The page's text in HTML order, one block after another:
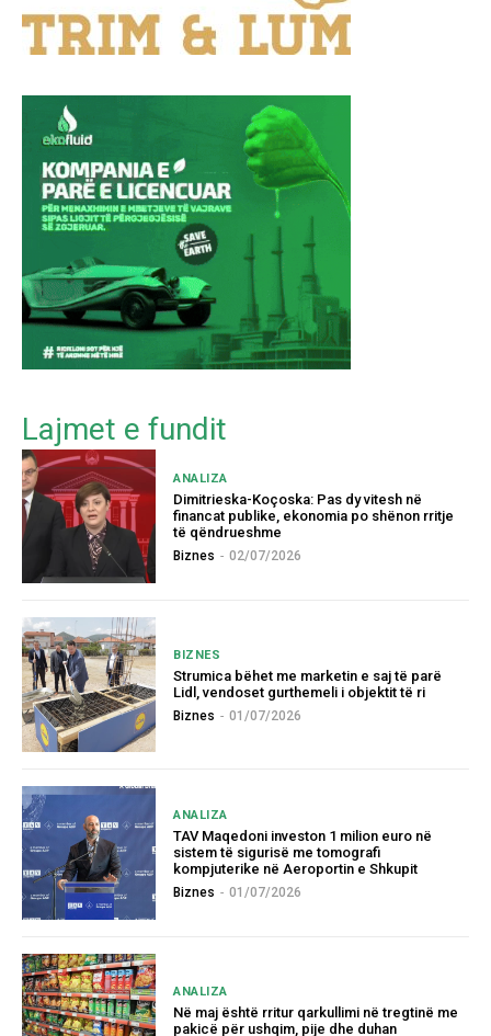
Lajmet e fundit
ANALIZA
Dimitrieska-Koçoska: Pas dy vitesh në
financat publike, ekonomia po shënon rritje
të qëndrueshme
Biznes - 02/07/2026
BIZNES
Strumica bëhet me marketin e saj të parë
Lidl, vendoset gurthemeli i objektit të ri
Biznes - 01/07/2026
ANALIZA
TAV Maqedoni investon 1 milion euro në
sistem të sigurisë me tomografi
kompjuterike në Aeroportin e Shkupit
Biznes - 01/07/2026
ANALIZA
Në maj është rritur qarkullimi në tregtinë me
pakicë për ushqim, pije dhe duhan